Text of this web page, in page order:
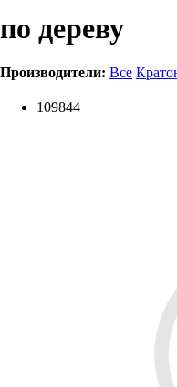
по дереву
Производители: Все
109844